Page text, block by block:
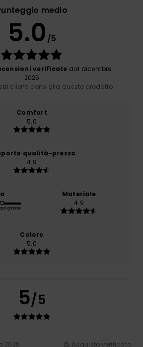
medio
5.0 /5
verificate dal dicembre
2025
clienti consiglia questo prodotto
Comfort
5.0
qualità-prezzo
4.9
grande
Materiale
4.9
Colore
5.0
5/5
2026
Acquisto verificato